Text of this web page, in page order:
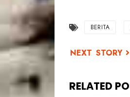
BERITA